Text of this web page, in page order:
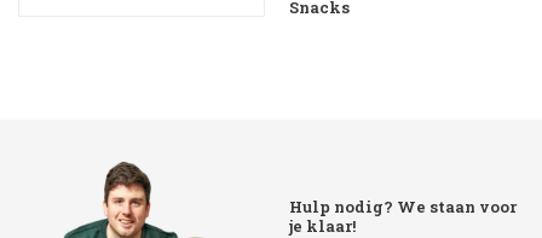
Snacks
Hulp nodig? We staan voor
je klaar!